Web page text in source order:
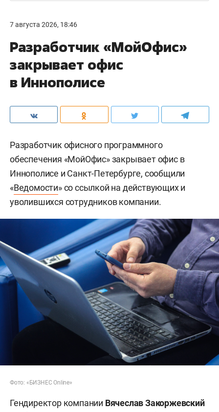
7 августа 2026, 18:46
Разработчик «МойОфис»
закрывает офис
в Иннополисе
Разработчик офисного программного
обеспечения «МойОфис» закрывает офис в
Иннополисе и Санкт-Петербурге, сообщили
«Ведомости» со ссылкой на действующих и
уволившихся сотрудников компании.
Фото: «БИЗНЕС Online»
Гендиректор компании Вячеслав Закоржевский